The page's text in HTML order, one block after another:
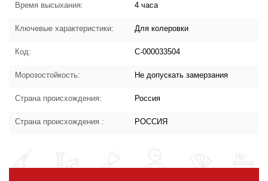
Время высыхания: 4 часа
Ключевые характеристики: Для колеровки
Код: С-000033504
Морозостойкость: Не допускать замерзания
Страна происхождения: Россия
Страна происхождения : РОССИЯ